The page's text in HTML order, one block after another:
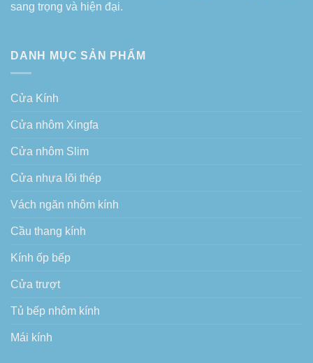
sang trọng và hiện đại.
DANH MỤC SẢN PHẨM
Cửa Kính
Cửa nhôm Xingfa
Cửa nhôm Slim
Cửa nhựa lõi thép
Vách ngăn nhôm kính
Cầu thang kính
Kính ốp bếp
Cửa trượt
Tủ bếp nhôm kính
Mái kính